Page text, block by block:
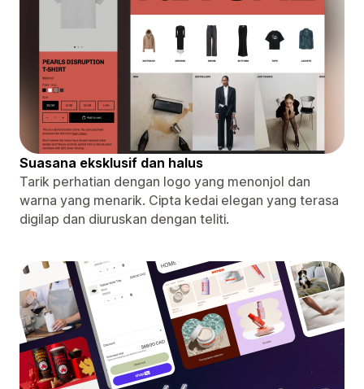
Suasana eksklusif dan halus
Tarik perhatian dengan logo yang menonjol dan
warna yang menarik. Cipta kedai elegan yang terasa
digilap dan diuruskan dengan teliti.